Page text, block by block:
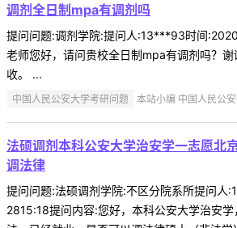
调剂全日制mpa有调剂吗
提问问题:调剂学院:提问人:13***93时间
老师您好，请问贵校全日制mpa有调剂吗？
收。 ...
中国人民公安大学考研问题 本站小编 中国人民公
法硕调剂本科公安大学治安学一志愿北
调法律
提问问题:法硕调剂学院:不区分院系所提问
2815:18提问内容:您好，本科公安大学治安